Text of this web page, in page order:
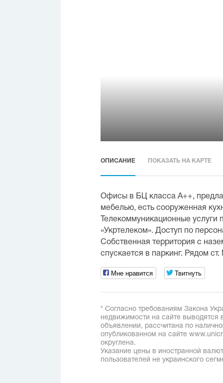
ОПИСАНИЕ ПОКАЗАТЬ НА КАРТЕ
Офисы в БЦ класса А++,
мебелью, есть сооруженная
Телекоммуникационные
«Укртелеком». Доступ по
Собственная территория с
спускается в паркинг. Рядом
Мне нравится Твитнуть
* Согласно требованиям Закона
недвижимости на сайте выводятся
объявлении, рассчитана по
опубликованном на сайте
округлена.
Указание цены в иностранной
пользователей не украинского